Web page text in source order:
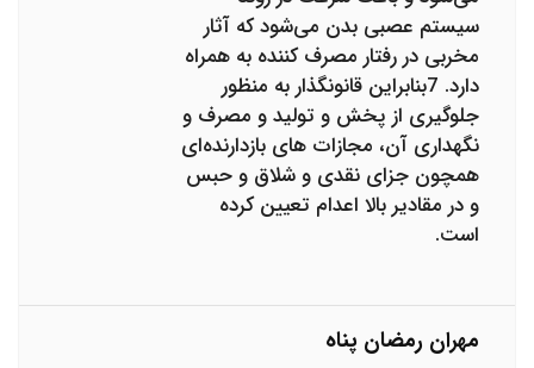
سیستم عصبی بدن می‌شود که آثار
مخربی در رفتار مصرف کننده به همراه
دارد. 7بنابراین قانونگذار به منظور
جلوگیری از پخش و تولید و مصرف و
نگهداری آن، مجازات های بازدارنده‌ای
همچون جزای نقدی و شلاق و حبس
و در مقادیر بالا اعدام تعیین کرده
است.
مهران رمضان پناه